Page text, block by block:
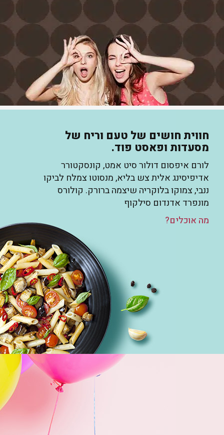
חווית חושים של טעם וריח של
מסעדות ופאסט פוד.
לורם איפסום דולור סיט אמט, קונסקטורר
אדיפיסינג אלית צש בליא, מנסוטו צמלח לביקו
ננבי, צמוקו בלוקריה שיצמה ברורק. קולורס
מונפרד אדנדום סילקוף
מה אוכלים?